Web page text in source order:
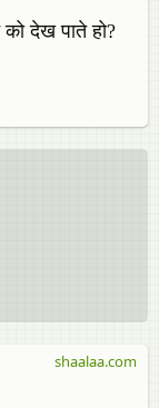
देख पाते हो?
shaalaa.com